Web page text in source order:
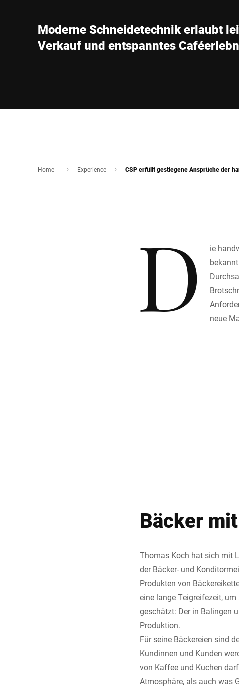
Moderne Schneidetechnik erlaubt
Verkauf und entspanntes
Home Experience CSP erfüllt gestiegene Ansprüche der
D
ie
neue
Bäcker
Thomas Koch hat sich mit
der Bäcker- und
Produkten von
eine lange Teigreifezeit,
geschätzt: Der in Balingen
Produktion.
Für seine Bäckereien sind
Kundinnen und Kunden
von Kaffee und Kuchen
Atmosphäre, als auch was